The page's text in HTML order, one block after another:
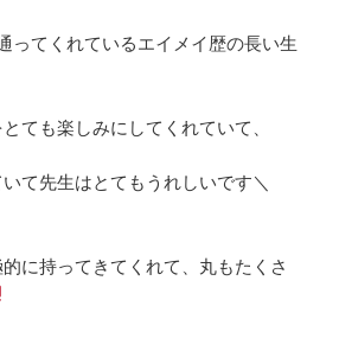
ってくれているエイメイ歴の長い生
ても楽しみにしてくれていて、
て先生はとてもうれしいです＼
に持ってきてくれて、丸もたくさ